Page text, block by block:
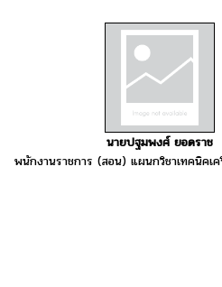
นายปฐมพงศ์ ยอดราช
พนักงานราชการ (สอน) แผนกวิชาเทคนิคเ